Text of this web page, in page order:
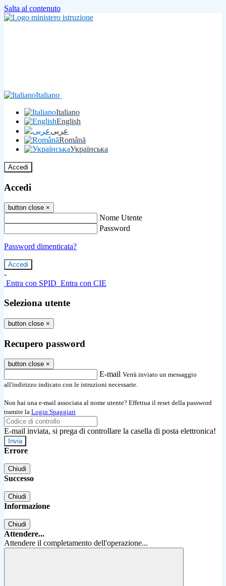
Salta al contenuto
Italiano
Italiano
English
عربى
Română
Українська
Accedi
Accedi
button close ×
Nome Utente
Password
Password dimenticata?
-
Entra con SPID Entra con CIE
Seleziona utente
button close ×
Recupero password
button close ×
E-mail Verrà inviato un messaggio
all'indirizzo indicato con le istruzioni necessarie.
Non hai una e-mail associata al nome utente? Effettua il reset della password
tramite la Login Spaggiari
E-mail inviata, si prega di controllare la casella di posta elettronica!
Errore
Chiudi
Successo
Chiudi
Informazione
Chiudi
Attendere...
Attendere il completamento dell'operazione...